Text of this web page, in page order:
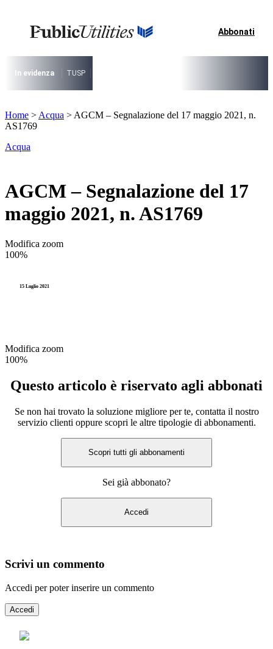
contenuto
I più cercati
Lorem ipsum dolor sit amet consectetur
Lorem ipsum dolor sit amet consectetur
Abbonati
In evidenza TUSP
I più cercati
Lorem ipsum dolor sit amet consectetur
Home > Acqua > AGCM – Segnalazione del 17 maggio 2021, n.
AS1769
Acqua
AGCM – Segnalazione del 17
maggio 2021, n. AS1769
Modifica zoom
100%
15 Luglio 2021
Modifica zoom
100%
Questo articolo è riservato agli abbonati
Se non hai trovato la soluzione migliore per te, contatta il nostro
servizio clienti oppure scopri le altre tipologie di abbonamenti.
Scopri tutti gli abbonamenti
Sei già abbonato?
Accedi
Scrivi un commento
Accedi per poter inserire un commento
Accedi